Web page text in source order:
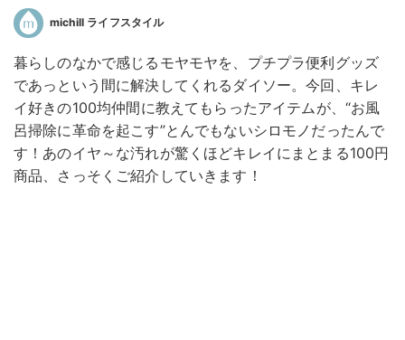
michill ライフスタイル
暮らしのなかで感じるモヤモヤを、プチプラ便利グッズ
であっという間に解決してくれるダイソー。今回、キレ
イ好きの100均仲間に教えてもらったアイテムが、“お風
呂掃除に革命を起こす”とんでもないシロモノだったんで
す！あのイヤ～な汚れが驚くほどキレイにまとまる100円
商品、さっそくご紹介していきます！